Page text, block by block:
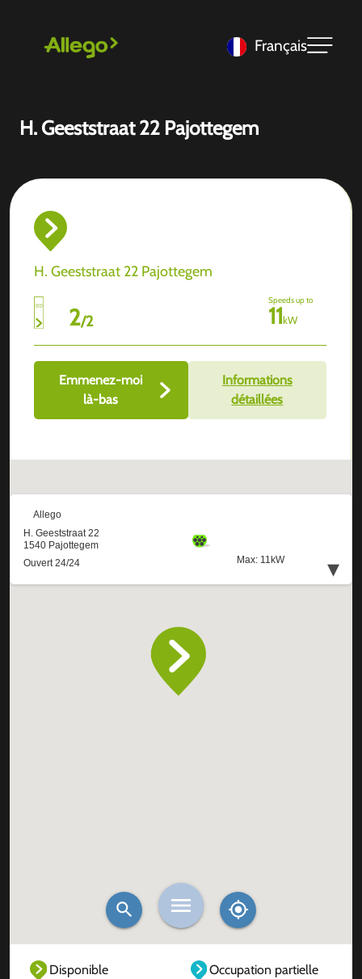
Français
H. Geeststraat 22 Pajottegem
H. Geeststraat 22 Pajottegem
2/2
Speeds up to
11kW
Emmenez-moi
là-bas
Informations
détaillées
Disponible
Occupation partielle